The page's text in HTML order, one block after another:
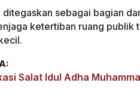
ditegaskan sebagai bagian
ketertiban ruang publik
Salat Idul Adha